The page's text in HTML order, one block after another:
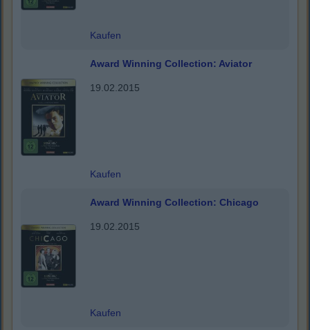
Kaufen
Award Winning Collection: Aviator
19.02.2015
Kaufen
Award Winning Collection: Chicago
19.02.2015
Kaufen